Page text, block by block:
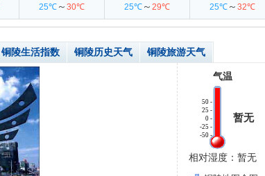
25℃ ～ 30℃ 25℃ ～ 29℃ 25℃ ～ 32℃
铜陵生活指数 铜陵历史天气 铜陵旅游天气
气温
50 -
25 -
0 -
-25 -
-50 -
暂无
相对湿度：暂无